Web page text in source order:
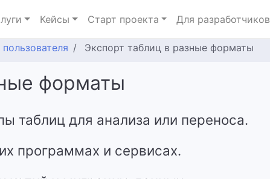
Кейсы Старт проекта Для разработчиков
Экспорт таблиц в разные форматы
форматы
таблиц для анализа или переноса.
программах и сервисах.